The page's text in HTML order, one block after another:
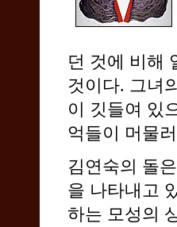
던 것에 비해
것이다. 그녀
이 깃들여 있
억들이 머물
김연숙의 돌
을 나타내고
하는 모성의